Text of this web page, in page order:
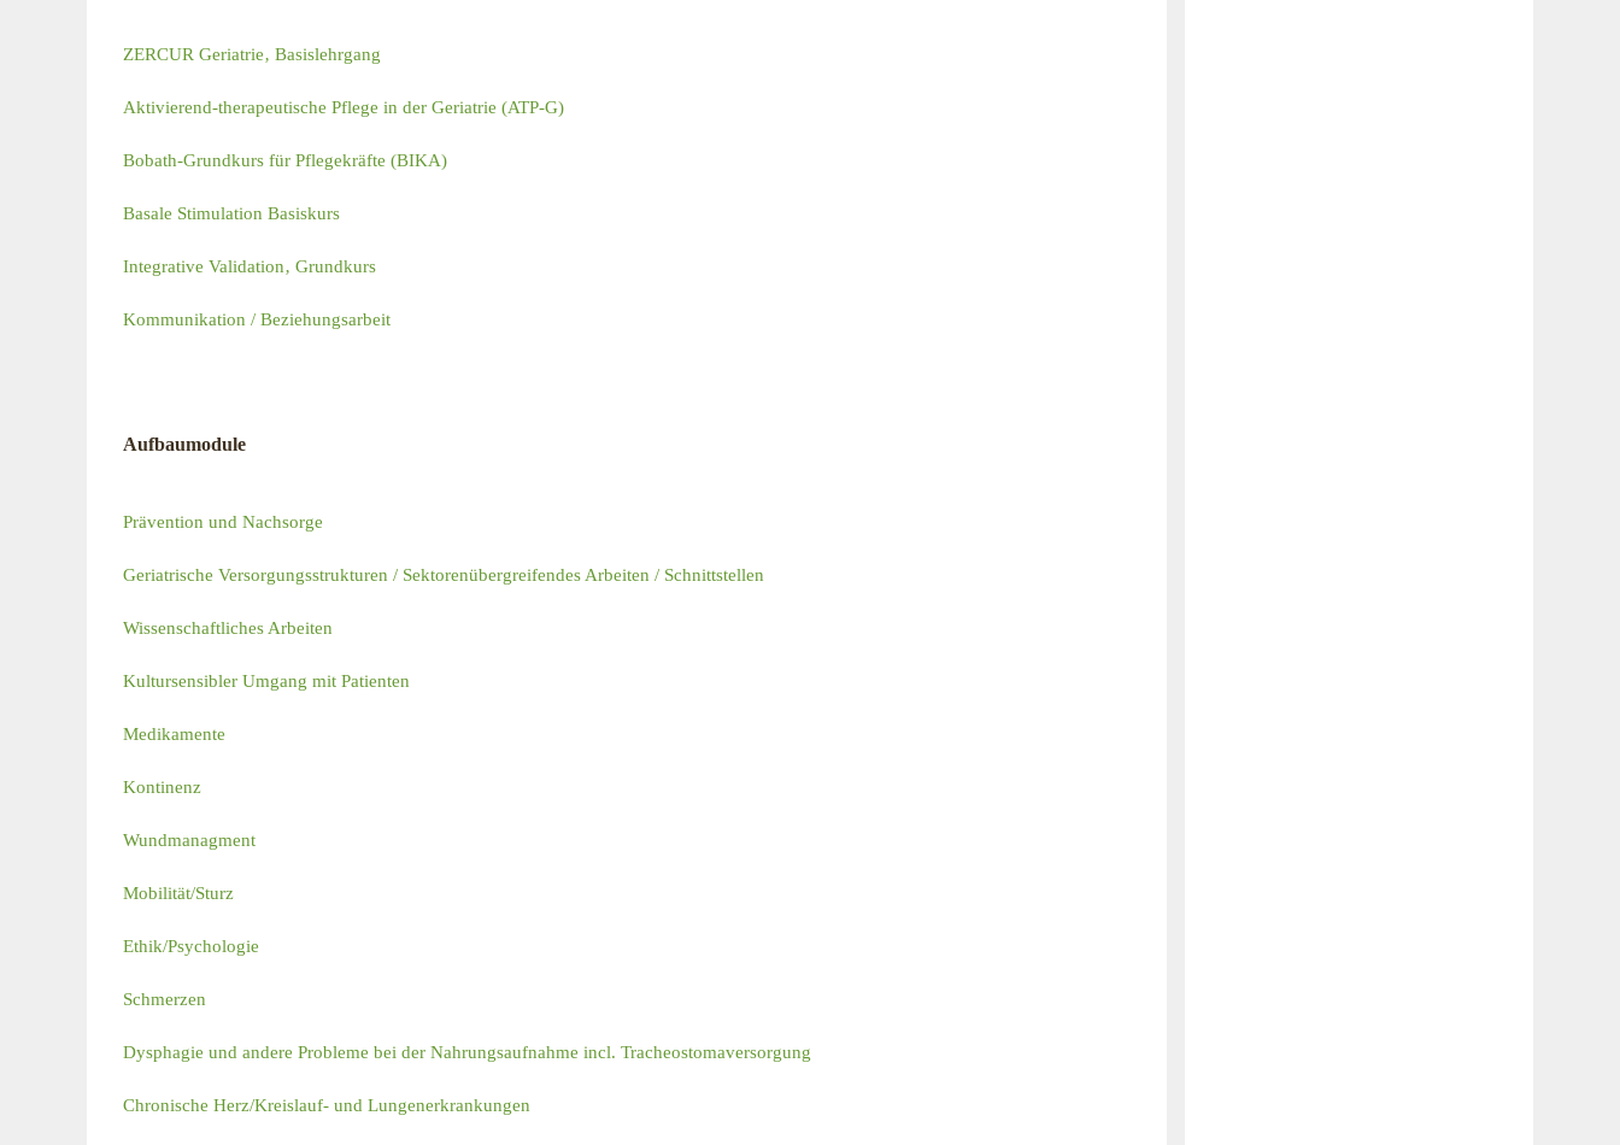
ZERCUR Geriatrie‚ Basislehrgang
Aktivierend-therapeutische Pflege in der Geriatrie (ATP-G)
Bobath-Grundkurs für Pflegekräfte (BIKA)
Basale Stimulation Basiskurs
Integrative Validation‚ Grundkurs
Kommunikation / Beziehungsarbeit
Aufbaumodule
Prävention und Nachsorge
Geriatrische Versorgungsstrukturen / Sektorenübergreifendes Arbeiten / Schnittstellen
Wissenschaftliches Arbeiten
Kultursensibler Umgang mit Patienten
Medikamente
Kontinenz
Wundmanagment
Mobilität/Sturz
Ethik/Psychologie
Schmerzen
Dysphagie und andere Probleme bei der Nahrungsaufnahme incl. Tracheostomaversorgung
Chronische Herz/Kreislauf- und Lungenerkrankungen